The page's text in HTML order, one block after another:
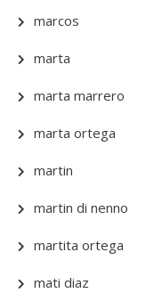
marcos
marta
marta marrero
marta ortega
martin
martin di nenno
martita ortega
mati diaz